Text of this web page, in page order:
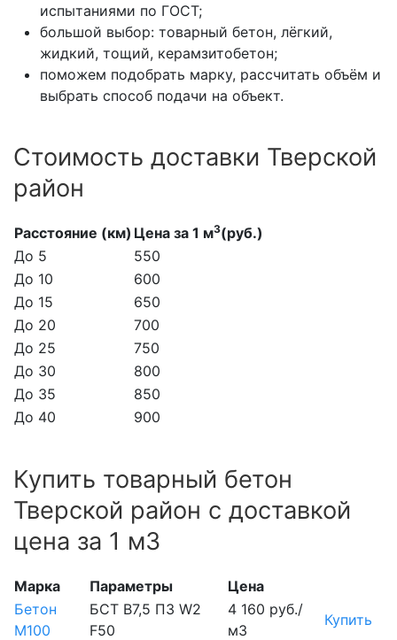
испытаниями по ГОСТ;
большой выбор: товарный бетон, лёгкий,
жидкий, тощий, керамзитобетон;
поможем подобрать марку, рассчитать объём и
выбрать способ подачи на объект.
Стоимость доставки Тверской
район
Расстояние (км) Цена за 1 м3(руб.)
До 5
550
До 10
600
До 15
650
До 20
700
До 25
750
До 30
800
До 35
850
До 40
900
Купить товарный бетон
Тверской район с доставкой
цена за 1 м3
Марка Параметры
Цена
Бетон
М100
БСТ В7,5 П3 W2
F50
4 160 руб./
м3
Купить